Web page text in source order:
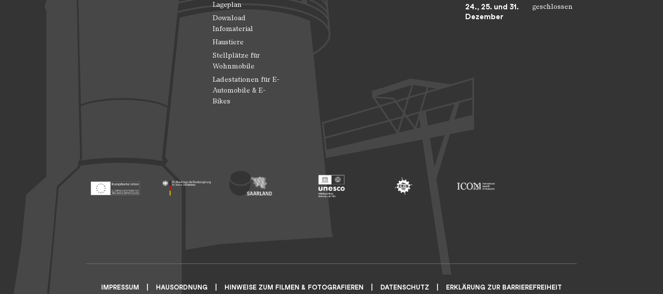
Lageplan
Download
Infomaterial
Haustiere
Stellplätze für
Wohnmobile
Ladestationen für E-
Automobile & E-
Bikes
24., 25. und 31.
Dezember
geschlossen
IMPRESSUM HAUSORDNUNG HINWEISE ZUM FILMEN & FOTOGRAFIEREN DATENSCHUTZ ERKLÄRUNG ZUR BARRIEREFREIHEIT